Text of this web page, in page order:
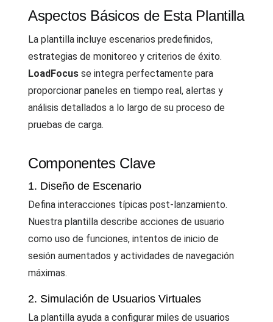
Aspectos Básicos de Esta Plantilla
La plantilla incluye escenarios predefinidos,
estrategias de monitoreo y criterios de éxito.
LoadFocus se integra perfectamente para
proporcionar paneles en tiempo real, alertas y
análisis detallados a lo largo de su proceso de
pruebas de carga.
Componentes Clave
1. Diseño de Escenario
Defina interacciones típicas post-lanzamiento.
Nuestra plantilla describe acciones de usuario
como uso de funciones, intentos de inicio de
sesión aumentados y actividades de navegación
máximas.
2. Simulación de Usuarios Virtuales
La plantilla ayuda a configurar miles de usuarios